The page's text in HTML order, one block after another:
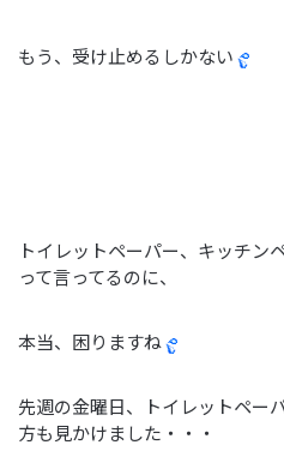
もう、受け止めるしかない
トイレットペーパー、キッチン
って言ってるのに、
本当、困りますね
先週の金曜日、トイレットペー
方も見かけました・・・